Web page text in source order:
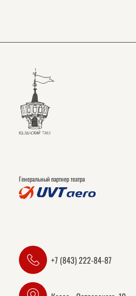
Генеральный партнер театра
+7 (843) 222-84-87